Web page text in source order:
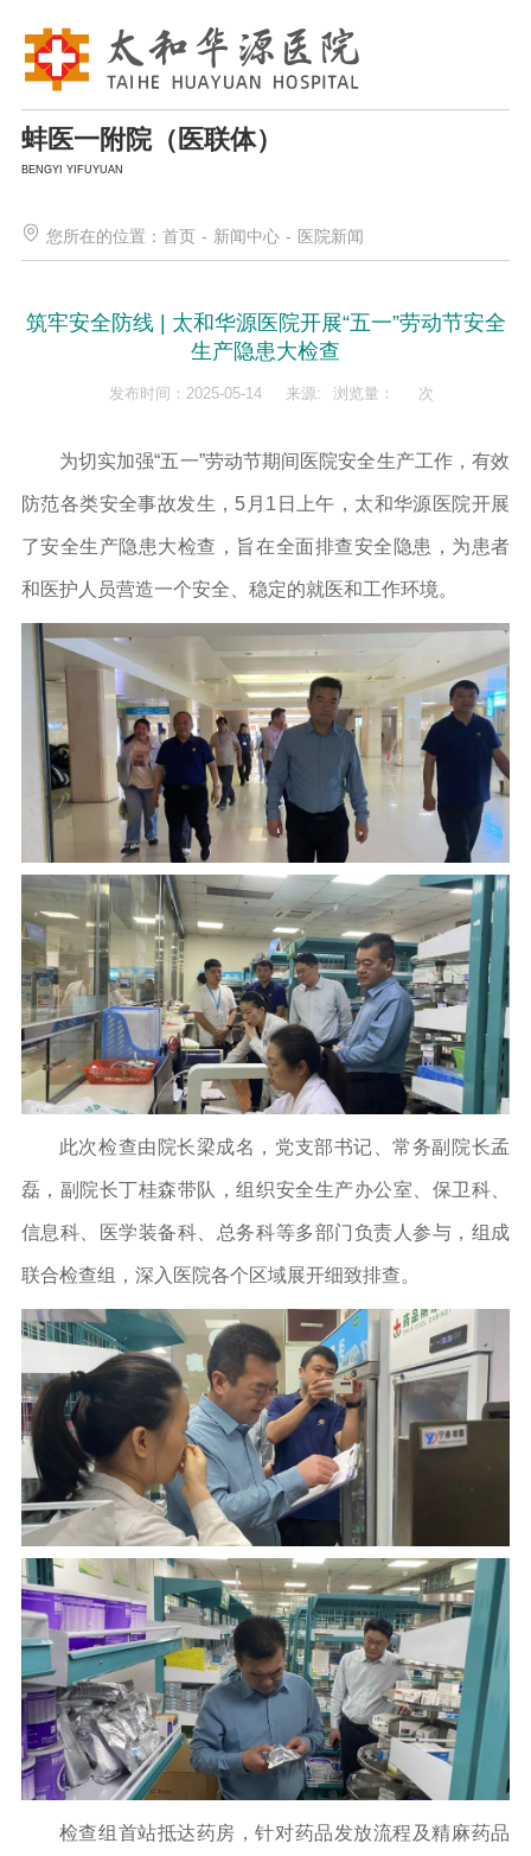
蚌医一附院（医联体）
BENGYI YIFUYUAN
您所在的位置： 首页 - 新闻中心 - 医院新闻
筑牢安全防线 | 太和华源医院开展“五一”劳动节安全
生产隐患大检查
发布时间：2025-05-14 来源: 浏览量： 次
为切实加强“五一”劳动节期间医院安全生产工作，有效
防范各类安全事故发生，5月1日上午，太和华源医院开展
了安全生产隐患大检查，旨在全面排查安全隐患，为患者
和医护人员营造一个安全、稳定的就医和工作环境。
此次检查由院长梁成名，党支部书记、常务副院长孟
磊，副院长丁桂森带队，组织安全生产办公室、保卫科、
信息科、医学装备科、总务科等多部门负责人参与，组成
联合检查组，深入医院各个区域展开细致排查。
检查组首站抵达药房，针对药品发放流程及精麻药品